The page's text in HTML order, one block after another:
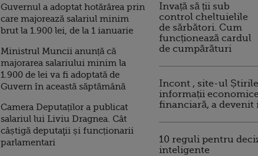
Guvernul a adoptat hotărârea prin
care majorează salariul minim
brut la 1.900 lei, de la 1 ianuarie
Ministrul Muncii anunță că
majorarea salariului minim la
1.900 de lei va fi adoptată de
Guvern în această săptămână
Camera Deputaților a publicat
salariul lui Liviu Dragnea. Cât
câștigă deputaţii și funcționarii
parlamentari
Invață să ții sub
control cheltuielile
de sărbători. Cum
funcționează cardul
de cumpărături
Incont , site-ul Știrile
informații
financiară, a devenit
10 reguli pentru
inteligente